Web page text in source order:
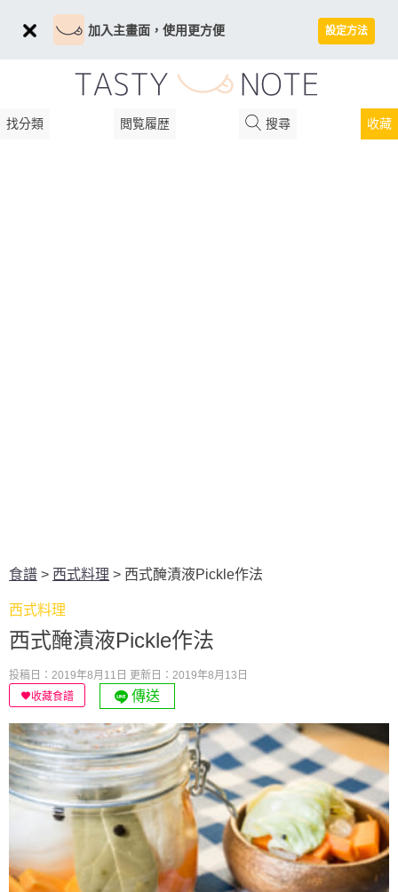
加入主畫面，使用更方便 設定方法
找分類 閲覧履歴 搜尋 收藏
食譜 > 西式料理 > 西式醃漬液Pickle作法
西式料理
西式醃漬液Pickle作法
投稿日：2019年8月11日 更新日：2019年8月13日
收藏食譜
傳送